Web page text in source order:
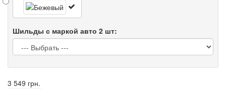
Шильды с маркой авто 2 шт:
3 549 грн.